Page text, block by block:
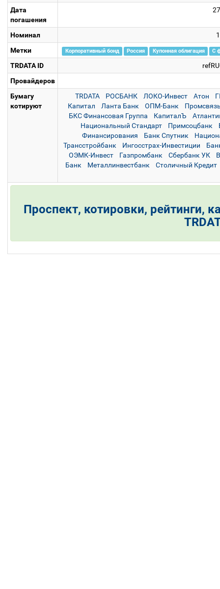
Дата
погашения
Номинал
Метки
Корпоративный бонд Россия Купонная облигация С
TRDATA ID
Провайдеров
Бумагу
котируют
TRDATA РОСБАНК ЛОКО-Инвест Атон
Капитал
Ланта Банк ОПМ-Банк
БКС Финансовая Группа
КапиталЪ
Национальный Стандарт
Примсоцбанк
Финансирования
Банк Спутник
Трансстройбанк
Ингосстрах-Инвестиции
ОЭМК-Инвест
Газпромбанк Сбербанк УК
Банк
Металлинвестбанк Столичный Кредит
Проспект, котировки, рейтинги,